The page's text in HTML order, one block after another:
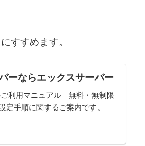
すすめます。
ーならエックスサーバー
利用マニュアル｜無料・無制限
定手順に関するご案内です。